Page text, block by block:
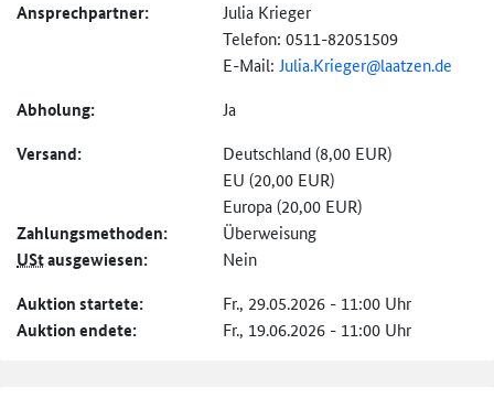
Ansprechpartner:
Julia Krieger
Telefon: 0511-82051509
E-Mail: Julia.Krieger@laatzen.de
Abholung: Ja
Versand:
Deutschland (8,00 EUR)
EU (20,00 EUR)
Europa (20,00 EUR)
Zahlungs­methoden: Überweisung
UStausgewiesen: Nein
Auktion startete: Fr., 29.05.2026 - 11:00 Uhr
Auktion endete: Fr., 19.06.2026 - 11:00 Uhr